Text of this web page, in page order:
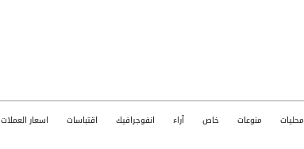
محليات منوعات خاص آراء انفوجرافيك اقتباسات اسعار العملات